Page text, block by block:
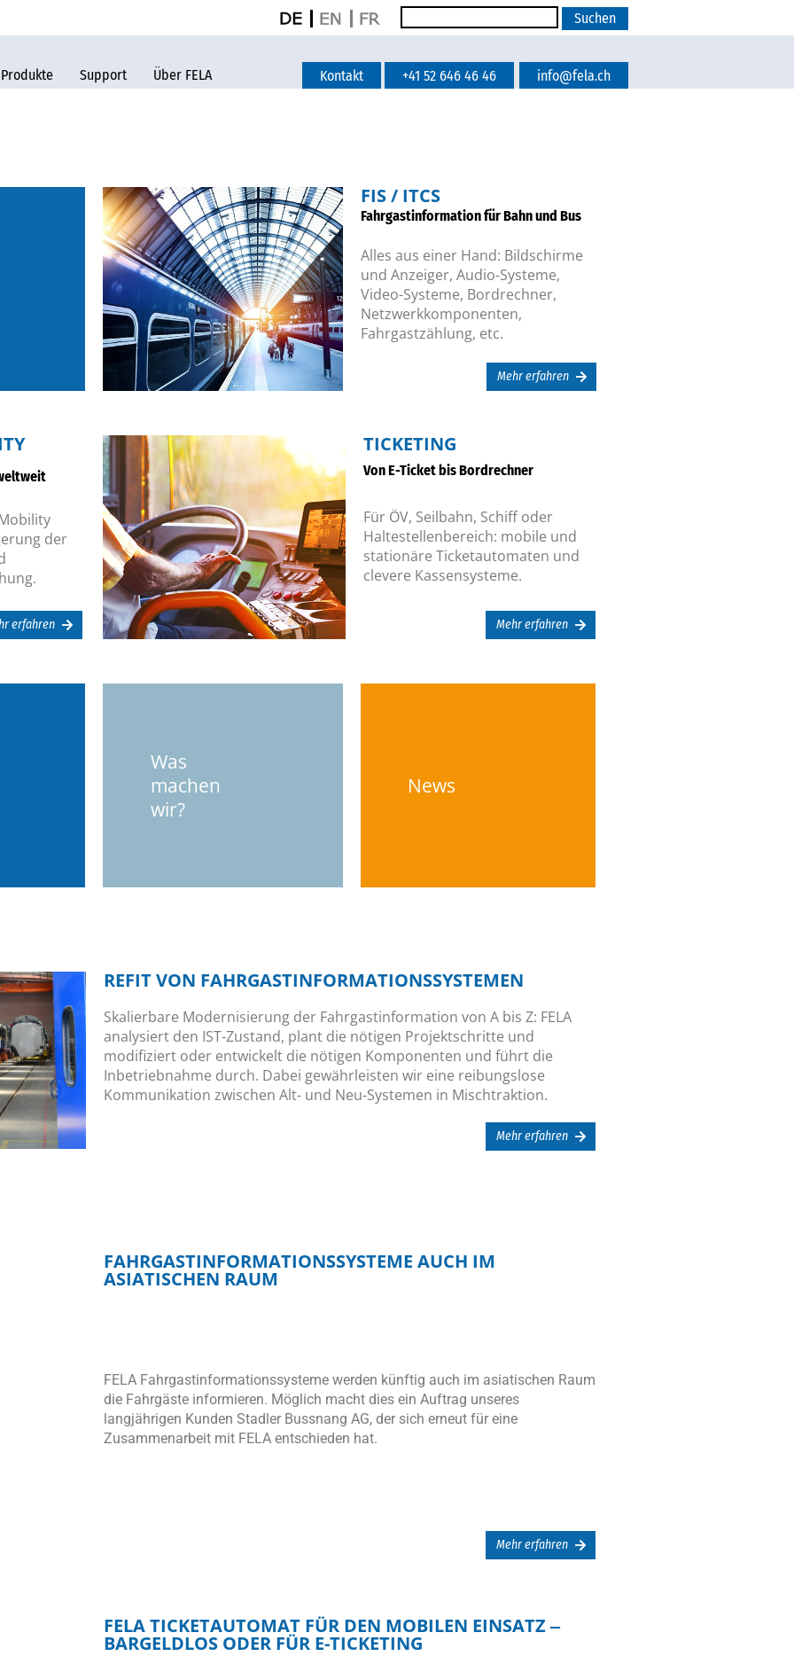
Produkte Support Über FELA Kontakt +41 52 646 46 46 info@fela.ch
FIS / ITCS
Fahrgastinformation für Bahn und Bus
Alles aus einer Hand: Bildschirme
und Anzeiger, Audio-Systeme,
Video-Systeme, Bordrechner,
Netzwerkkomponenten,
Fahrgastzählung, etc.
Mehr erfahren
der
erfahren
TICKETING
Von E-Ticket bis Bordrechner
Für ÖV, Seilbahn, Schiff oder
Haltestellenbereich: mobile und
stationäre Ticketautomaten und
clevere Kassensysteme.
Mehr erfahren
Was
machen
wir?
Wir entwickeln clevere
Refit-Konzepte, Hard- und
Software unter einem
Dach.
News
unseren Projekten.
REFIT VON FAHRGASTINFORMATIONSSYSTEMEN
Skalierbare Modernisierung der Fahrgastinformation von A bis Z: FELA
analysiert den IST-Zustand, plant die nötigen Projektschritte und
modifiziert oder entwickelt die nötigen Komponenten und führt die
Inbetriebnahme durch. Dabei gewährleisten wir eine reibungslose
Kommunikation zwischen Alt- und Neu-Systemen in Mischtraktion.
Mehr erfahren
FAHRGASTINFORMATIONSSYSTEME AUCH IM
ASIATISCHEN RAUM
FELA Fahrgastinformationssysteme werden künftig auch im asiatischen Raum
die Fahrgäste informieren. Möglich macht dies ein Auftrag unseres
langjährigen Kunden Stadler Bussnang AG, der sich erneut für eine
Zusammenarbeit mit FELA entschieden hat.
Mehr erfahren
FELA TICKETAUTOMAT FÜR DEN MOBILEN EINSATZ ‒
BARGELDLOS ODER FÜR E-TICKETING